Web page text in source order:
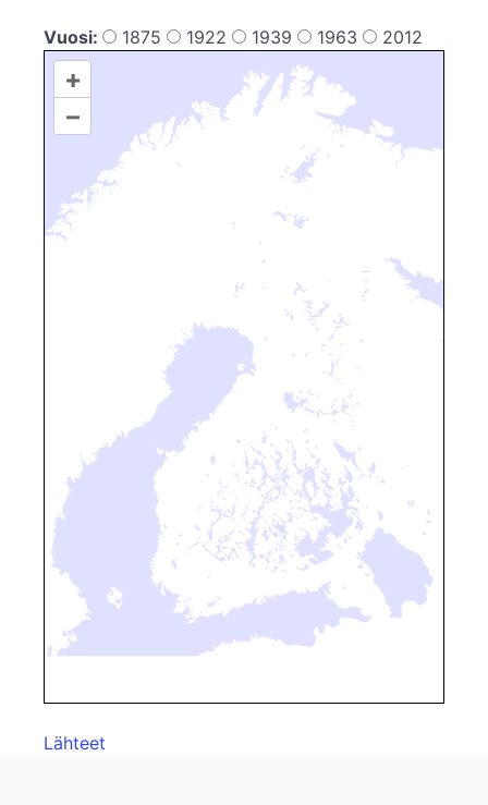
Vuosi: 1875 1922 1939 1963 2012
+
–
Lähteet